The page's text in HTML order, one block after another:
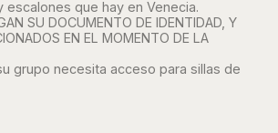
que hay en Venecia.
SU DOCUMENTO DE IDENTIDAD, Y
EN EL MOMENTO DE LA
grupo necesita acceso para sillas de